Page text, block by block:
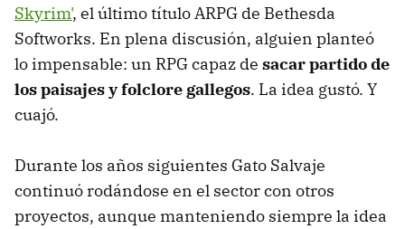
Skyrim', el último título ARPG de Bethesda
Softworks. En plena discusión, alguien planteó
lo impensable: un RPG capaz de sacar partido de
los paisajes y folclore gallegos. La idea gustó. Y
cuajó.
Durante los años siguientes Gato Salvaje
continuó rodándose en el sector con otros
proyectos, aunque manteniendo siempre la idea